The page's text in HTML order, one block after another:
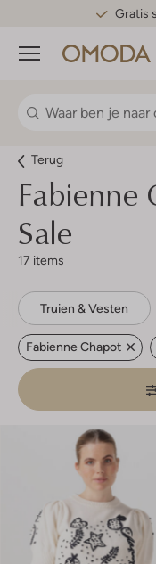
Gratis
Menu
Terug
Fabienne
Sale
17 items
Truien & Vesten
Fabienne Chapot